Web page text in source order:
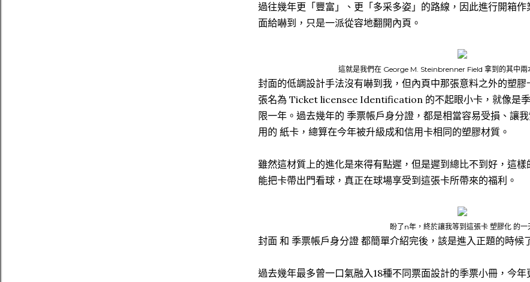
過往幾年更「豐富」、更「多采多姿」的路線，因此進行開箱
面給嚇到，只是一派從容地翻開內頁。
這就是我們在 George M. Steinbrenner Field 拿到的其中兩
封面的低調設計手法沒有嚇到我，但內頁中那張意料之外的塑
張名為 Ticket licensee Identification 的不起眼小卡，就像是
限一年。過去幾年的 季票帳戶身分證，都是相當容易受損、讓
用的 紙卡，總算在今年被升級成和信用卡相同的塑膠材質。
雖然這材質上的進化是來得有點遲，但是遲到總比不到好，這
能把卡帶出門看球，真正在球場享受到這張卡所帶來的福利。
盼了n年，終於讓我等到這張卡 塑膠化 的一
封面 和 季票帳戶身分證 都簡單介紹完後，該是進入正題的時候
過去幾年最多曾一口氣融入18種不同票面設計的季票小冊，今